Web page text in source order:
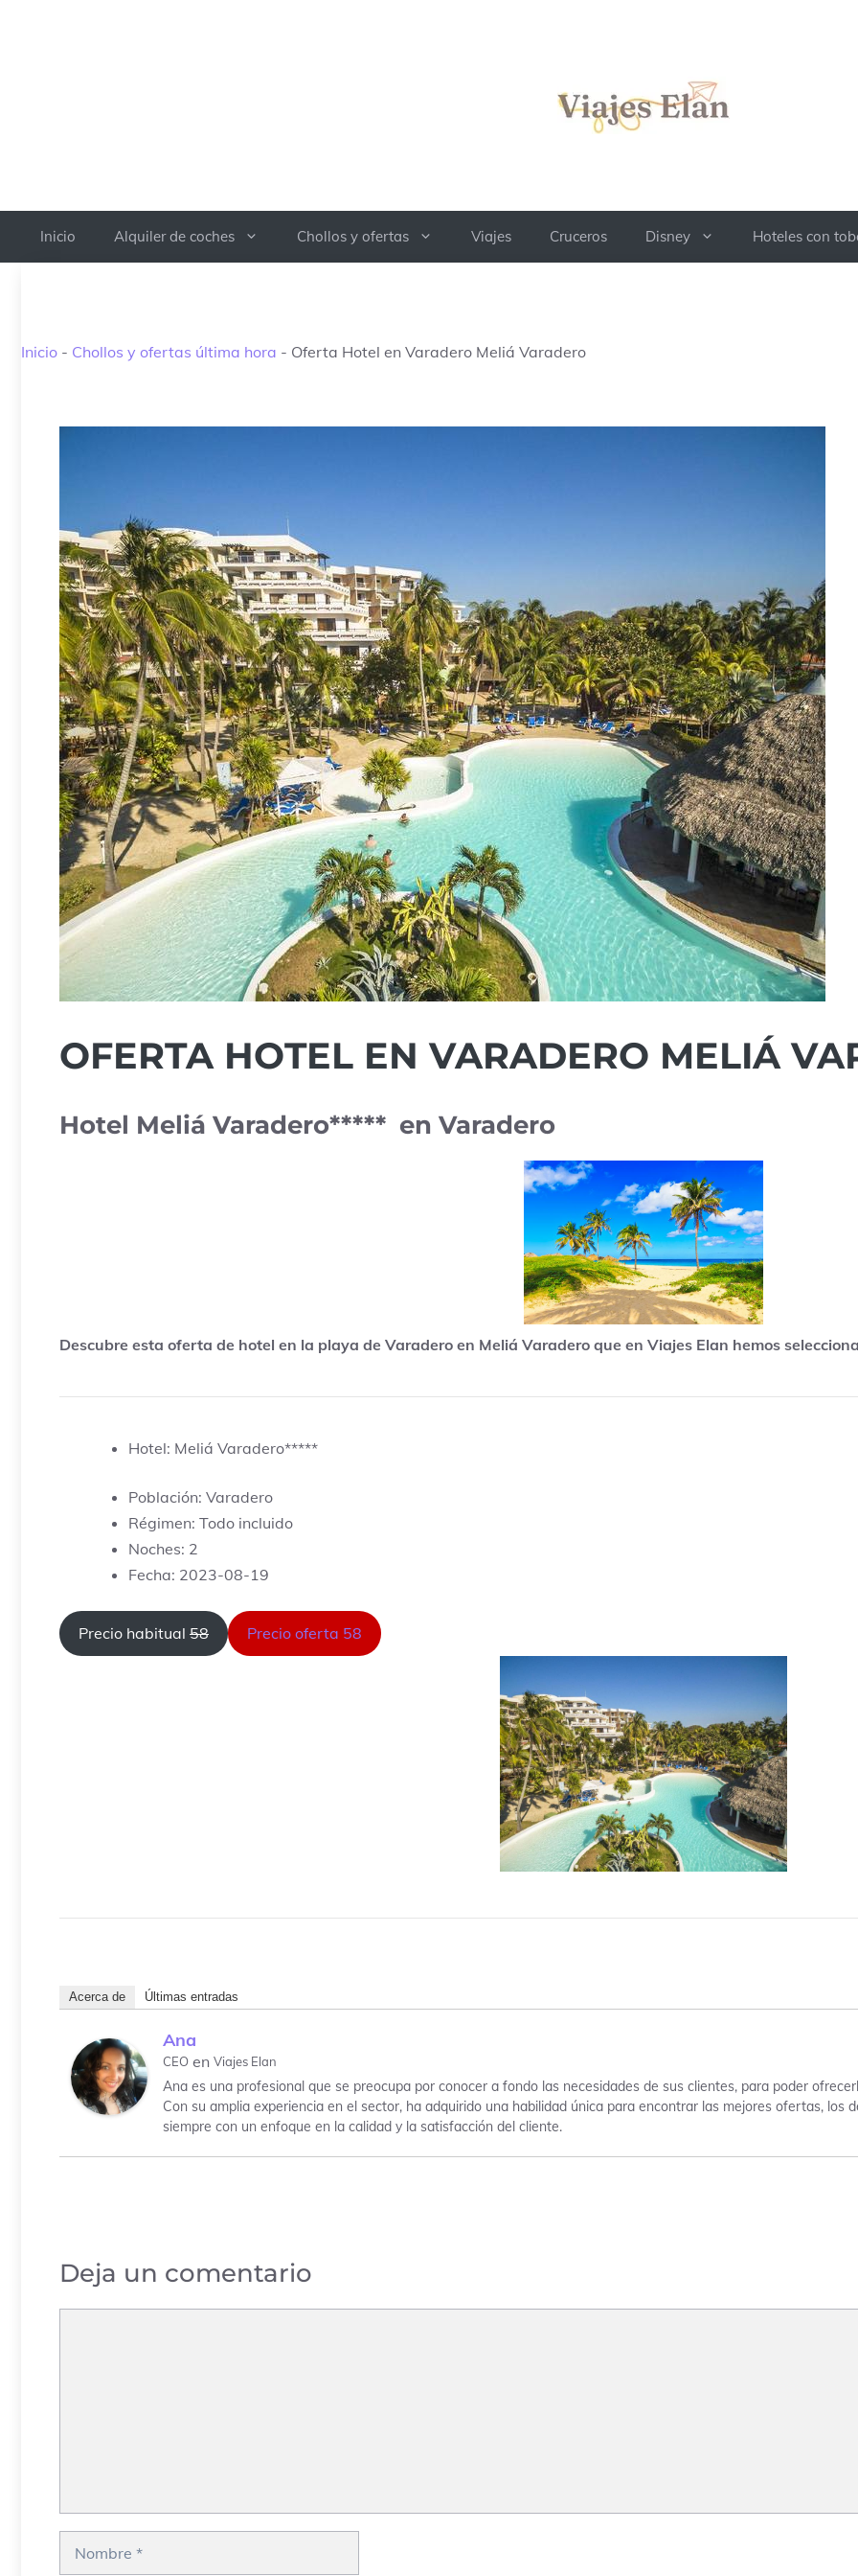
Inicio Alquiler de coches Chollos y ofertas Viajes Cruceros Disney Hoteles con
Inicio - Chollos y ofertas última hora - Oferta Hotel en Varadero Meliá Varadero
OFERTA HOTEL EN VARADERO MELIÁ
Hotel Meliá Varadero***** en Varadero
Descubre esta oferta de hotel en la playa de Varadero en Meliá Varadero que en Viajes Elan hemos
Hotel: Meliá Varadero*****
Población: Varadero
Régimen: Todo incluido
Noches: 2
Fecha: 2023-08-19
Precio habitual 58 Precio oferta 58
Acerca de Últimas entradas
Ana
CEO en Viajes Elan
Ana es una profesional que se preocupa por conocer a fondo las necesidades de sus clientes, para poder
Con su amplia experiencia en el sector, ha adquirido una habilidad única para encontrar las mejores ofertas, los
siempre con un enfoque en la calidad y la satisfacción del cliente.
Deja un comentario